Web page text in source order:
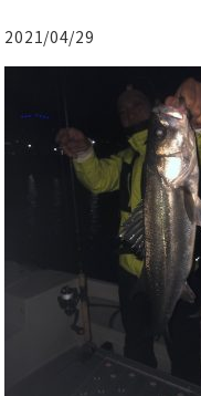
2021/04/29